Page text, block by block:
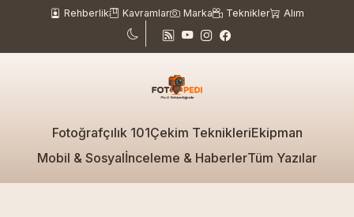
Rehberlik Kavramlar Marka Teknikler Alım
Fotoğrafçılık 101Çekim TeknikleriEkipman
Mobil & Sosyalİnceleme & HaberlerTüm Yazılar